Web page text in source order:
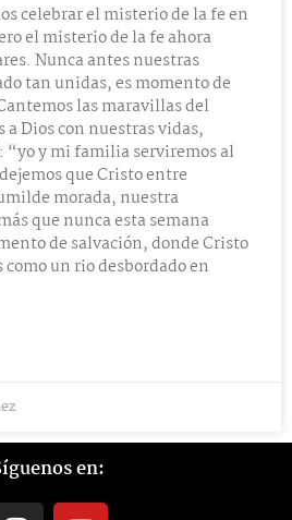
celebrar el misterio de la fe en
el misterio de la fe ahora
Nunca antes nuestras
tan unidas, es momento de
las maravillas del
Dios con nuestras vidas,
“yo y mi familia serviremos al
que Cristo entre
morada, nuestra
que nunca esta semana
de salvación, donde Cristo
un rio desbordado en
en: